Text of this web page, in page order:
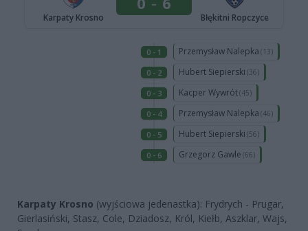
Karpaty Krosno (wyjściowa jedenastka): Frydrych - Prugar,
Gierlasiński, Stasz, Cole, Dziadosz, Król, Kiełb, Aszklar, Wajs,